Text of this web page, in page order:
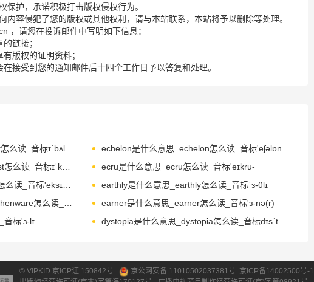
保护，承诺积极打击版权侵权行为。
内容侵犯了您的版权或其他权利，请与本站联系，本站将予以删除等处理。
，请您在投诉邮件中写明如下信息：
链接；
版权的证明资料；
在接受到您的通知邮件后十四个工作日予以答复和处理。
ebullient是什么意思_ebullient怎么读_音标ɪˈbʌlɪənt
echelon是什么意思_echelon怎么读_音标'eʃəlɒn
ecologist是什么意思_ecologist怎么读_音标ɪˈkɒlədʒɪst
ecru是什么意思_ecru怎么读_音标'eɪkru-
eczema是什么意思_eczema怎么读_音标'eksɪmə
earthly是什么意思_earthly怎么读_音标ˈɜ-θlɪ
earner是什么意思_earner怎么读_音标'ɜ-nə(r)
标'ɜ-lɪ
dystopia是什么意思_dystopia怎么读_音标dɪsˈtəʊpɪə
© VIPKID 京ICP证 150842号 京公网安备 11010502037381号 京ICP备14002500号-1